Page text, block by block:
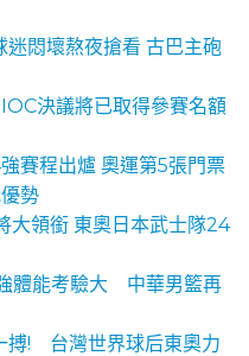
悶壞熬夜搶看 古巴主砲
決議將已取得參賽名額
賽程出爐 奧運第5張門票
勢
大領銜 東奧日本武士隊24
體能考驗大 中華男籃再
搏! 台灣世界球后東奧力